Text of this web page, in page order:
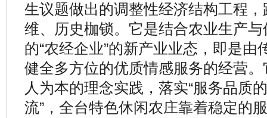
生议题做出的调整性经济结构工程
维、历史枷锁。它是结合农业生产
的“农经企业”的新产业业态，即是
健全多方位的优质情感服务的经营
人为本的理念实践，落实“服务品质
流”，全台特色休闲农庄靠着稳定的